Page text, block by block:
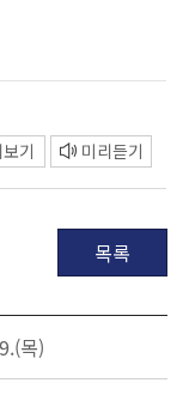
기 미리듣기
목록
목)